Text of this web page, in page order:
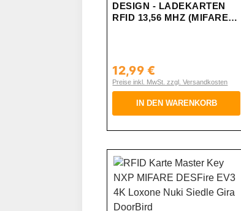
DESIGN - LADEKARTEN
RFID 13,56 MHZ (MIFARE
EASEE, ABL, VW KEYFOB
Regulärer Preis:
12,99 €
Preise inkl. MwSt. zzgl. Versandkosten
IN DEN WARENKORB